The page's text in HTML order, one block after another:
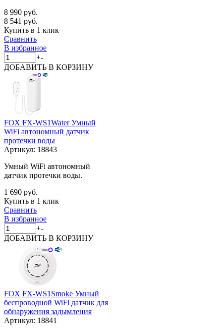
8 990 руб.
8 541 руб.
Купить в 1 клик
Сравнить
В избранное
+-
ДОБАВИТЬ В КОРЗИНУ
FOX FX-WS1Water Умный
WiFi автономный датчик
протечки воды
Артикул: 18843
Умный WiFi автономный
датчик протечки воды.
1 690 руб.
Купить в 1 клик
Сравнить
В избранное
+-
ДОБАВИТЬ В КОРЗИНУ
FOX FX-WS1Smoke Умный
беспроводной WiFi датчик для
обнаружения задымления
Артикул: 18841